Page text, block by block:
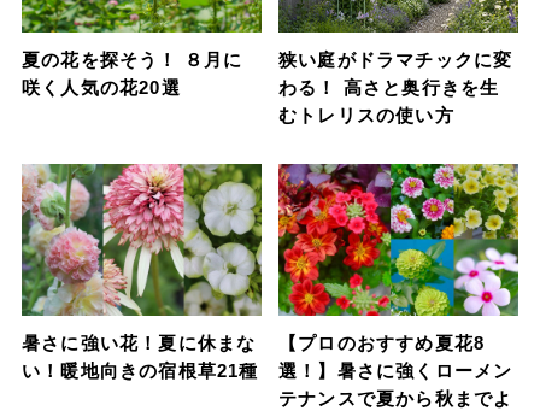
夏の花を探そう！ ８月に
咲く人気の花20選
狭い庭がドラマチックに変
わる！ 高さと奥行きを生
むトレリスの使い方
暑さに強い花！夏に休まな
い！暖地向きの宿根草21種
【プロのおすすめ夏花8
選！】暑さに強くローメン
テナンスで夏から秋までよ